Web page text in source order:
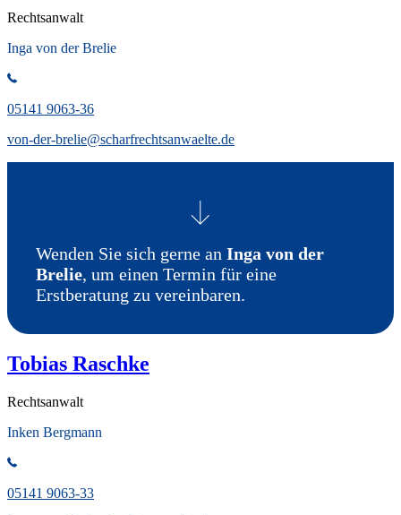
Rechtsanwalt
Inga von der Brelie
05141 9063-36
von-der-brelie@scharfrechtsanwaelte.de
Wenden Sie sich gerne an Inga von der
Brelie, um einen Termin für eine
Erstberatung zu vereinbaren.
Tobias Raschke
Rechtsanwalt
Inken Bergmann
05141 9063-33